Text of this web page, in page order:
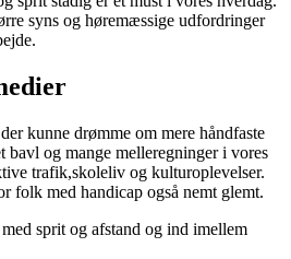
syns og høremæssige udfordringer
kunne drømme om mere håndfaste
bavl og mange melleregninger i vores
trafik,skoleliv og kulturoplevelser.
folk med handicap også nemt glemt.
sprit og afstand og ind imellem